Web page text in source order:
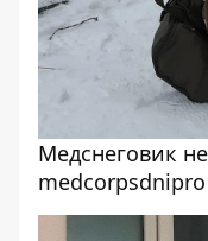
Медснеговик
medcorpsdnipro